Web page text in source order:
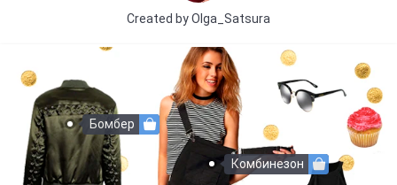
Created byOlga_Satsura
Бомбер
Комбинезон